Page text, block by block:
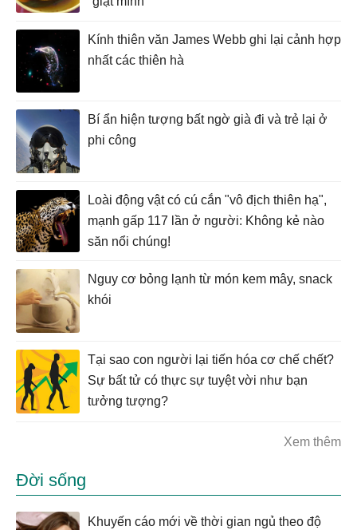
Kính thiên văn James Webb ghi lại cảnh hợp
nhất các thiên hà
Bí ẩn hiện tượng bất ngờ già đi và trẻ lại ở
phi công
Loài động vật có cú cắn "vô địch thiên hạ",
mạnh gấp 117 lần ở người: Không kẻ nào
săn nổi chúng!
Nguy cơ bỏng lạnh từ món kem mây, snack
khói
Tại sao con người lại tiến hóa cơ chế chết?
Sự bất tử có thực sự tuyệt vời như bạn
tưởng tượng?
Xem thêm
Đời sống
Khuyến cáo mới về thời gian ngủ theo độ